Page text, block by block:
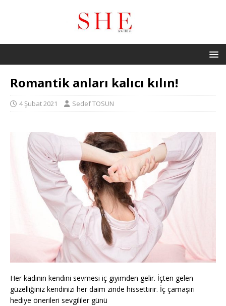
Romantik anları kalıcı kılın!
4 Şubat 2021 Sedef TOSUN
Her kadının kendini sevmesi iç giyimden gelir. İçten gelen
güzelliğiniz kendinizi her daim zinde hissettirir. İç çamaşırı
hediye önerileri sevgililer günü